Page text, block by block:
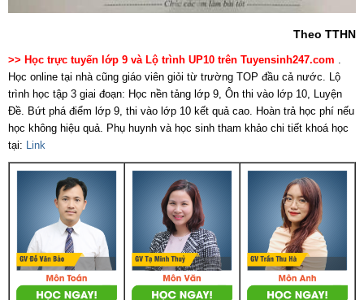
Theo TTHN
>> Học trực tuyến lớp 9 và Lộ trình UP10 trên Tuyensinh247.com .
Học online tại nhà cũng giáo viên giỏi từ trường TOP đầu cả nước. Lộ
trình học tập 3 giai đoạn: Học nền tảng lớp 9, Ôn thi vào lớp 10, Luyện
Đề. Bứt phá điểm lớp 9, thi vào lớp 10 kết quả cao. Hoàn trả học phí nếu
học không hiệu quả. Phụ huynh và học sinh tham khảo chi tiết khoá học
tại: Link